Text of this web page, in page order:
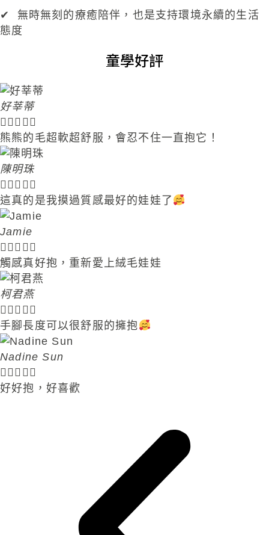
✔ 無時無刻的療癒陪伴 ，也是支持環境永續的生活
態度
童學好評
好莘蒂
    
熊熊的毛超軟超舒服，會忍不住一直抱它！
陳明珠
    
這真的是我摸過質感最好的娃娃了
Jamie ​
    
觸感真好抱，重新愛上絨毛娃娃
柯君燕
    
手腳長度可以很舒服的擁抱
Nadine Sun​
    
好好抱，好喜歡